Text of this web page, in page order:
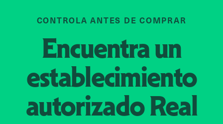
CONTROLA ANTES DE COMPRAR
Encuentra un
establecimiento
autorizadoReal